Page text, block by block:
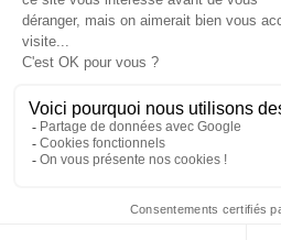
Conditions
Plateforme de